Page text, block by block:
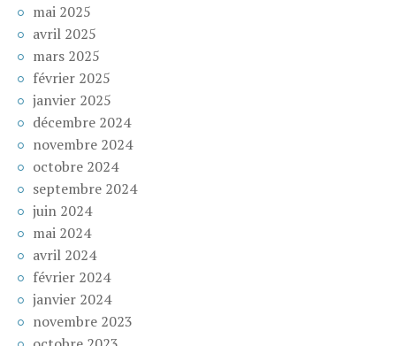
mai 2025
avril 2025
mars 2025
février 2025
janvier 2025
décembre 2024
novembre 2024
octobre 2024
septembre 2024
juin 2024
mai 2024
avril 2024
février 2024
janvier 2024
novembre 2023